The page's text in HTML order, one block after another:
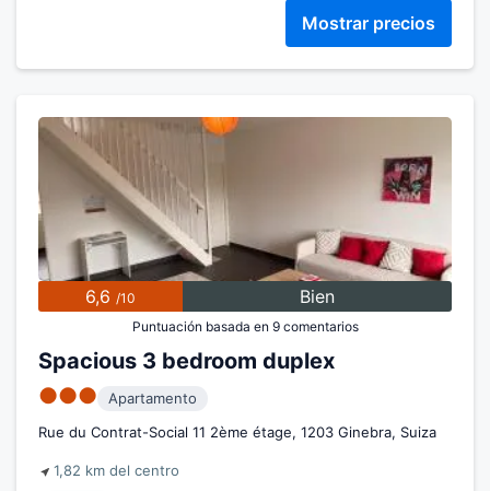
Mostrar precios
6,6 /10 Bien
Puntuación basada en 9 comentarios
Spacious 3 bedroom duplex
●●●
Apartamento
Rue du Contrat-Social 11 2ème étage, 1203 Ginebra, Suiza
1,82 km del centro